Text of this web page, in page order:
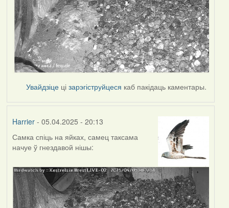
Увайдзіце цізарэгіструйцеся каб пакідаць каментары.
Harrier- 05.04.2025 - 20:13
Самка спіць на яйках, самец таксама
начуе ў гнездавой нішы: